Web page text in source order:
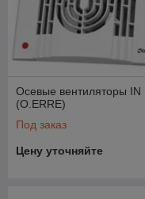
Осевые вентиляторы IN
(O.ERRE)
Под заказ
Цену уточняйте